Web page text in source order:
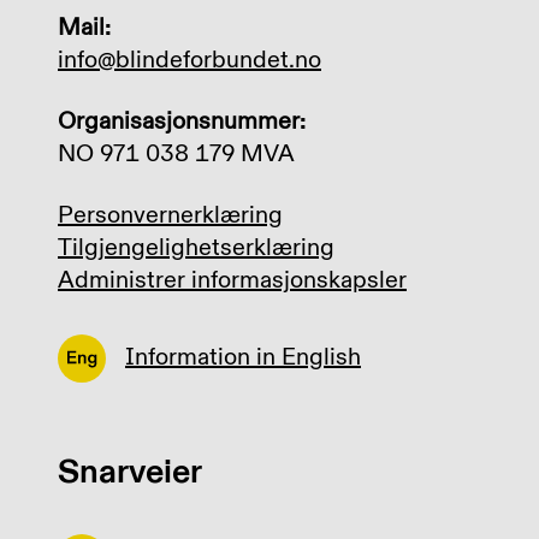
Mail:
info@blindeforbundet.no
Organisasjonsnummer:
NO 971 038 179 MVA
Personvernerklæring
Tilgjengelighetserklæring
Administrer informasjonskapsler
Information in English
Snarveier